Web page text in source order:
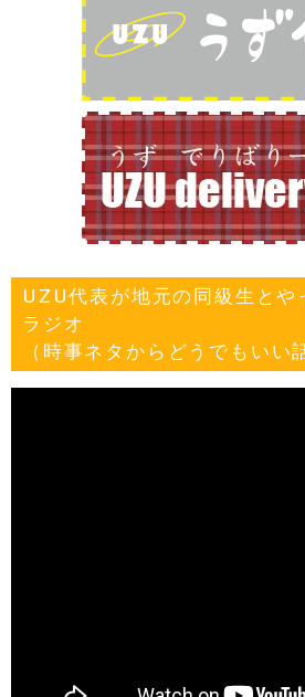
UZU代表が地元の同級生と
ラジオ
（時事ネタからどうでもいい